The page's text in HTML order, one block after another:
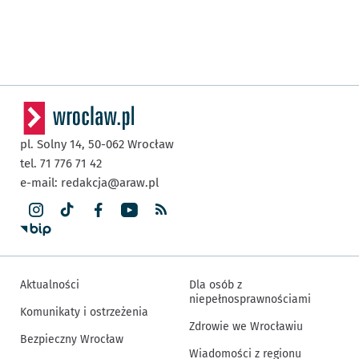
pl. Solny 14, 50-062 Wrocław
tel. 71 776 71 42
e-mail: redakcja@araw.pl
Aktualności
Komunikaty i ostrzeżenia
Bezpieczny Wrocław
Dla osób z
niepełnosprawnościami
Zdrowie we Wrocławiu
Wiadomości z regionu